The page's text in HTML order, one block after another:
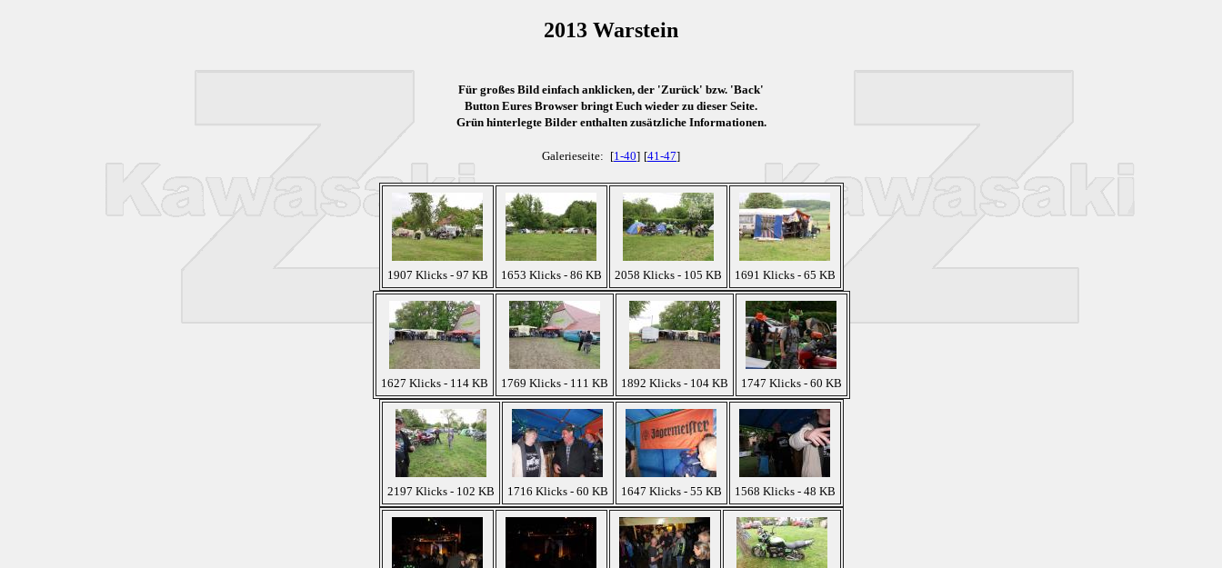
2013 Warstein
Für großes Bild einfach anklicken, der 'Zurück' bzw. 'Back'
Button Eures Browser bringt Euch wieder zu dieser Seite.
Grünhinterlegte Bilder enthalten zusätzliche Informationen.
Galerieseite: [1-40] [41-47]
1907 Klicks - 97 KB 1653 Klicks - 86 KB 2058 Klicks - 105 KB 1691 Klicks - 65 KB
1627 Klicks - 114 KB 1769 Klicks - 111 KB 1892 Klicks - 104 KB 1747 Klicks - 60 KB
2197 Klicks - 102 KB 1716 Klicks - 60 KB 1647 Klicks - 55 KB 1568 Klicks - 48 KB